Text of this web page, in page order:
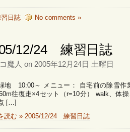
日誌 No comments »
12/24 練習日誌
魔人 on 2005年12月24日 土曜日
地 10:00～ メニュー： 自宅前の除雪作
往復走×4セット（r=10分） walk、体
[…]
読む » 2005/12/24 練習日誌